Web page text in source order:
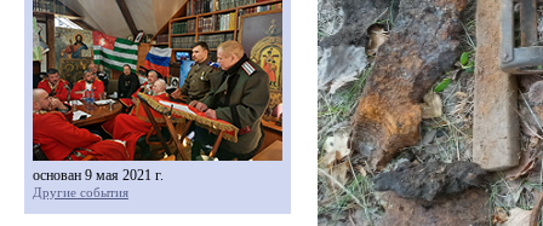
основан 9 мая 2021 г.
Другие события